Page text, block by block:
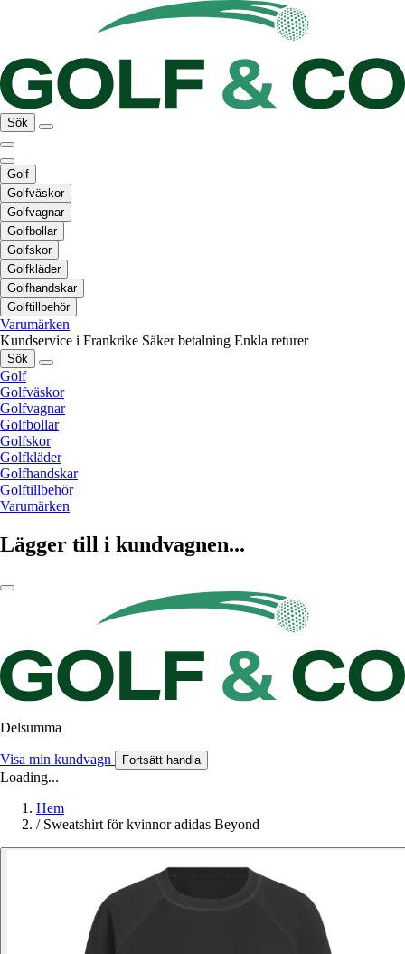
Sök
Golf
Golfväskor
Golfvagnar
Golfbollar
Golfskor
Golfkläder
Golfhandskar
Golftillbehör
Varumärken
Kundservice i Frankrike Säker betalning Enkla returer
Sök
Golf
Golfväskor
Golfvagnar
Golfbollar
Golfskor
Golfkläder
Golfhandskar
Golftillbehör
Varumärken
Lägger till i kundvagnen...
Delsumma
Visa min kundvagn Fortsätt handla
Loading...
Hem
/ Sweatshirt för kvinnor adidas Beyond